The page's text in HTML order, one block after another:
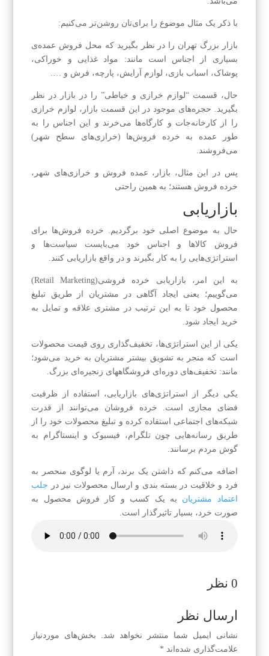
با ذکر یک مثال موضوع را برای‌تان روشن‌تر می‌کنیم:
بازار بزرگ تهران را در نظر بگیرید که محل فروش عمده‌ی
بسیاری از اجناس است مانند: مواد غذایی و خوراکی،
پوشاک، اسباب بازی، لوازم آرایش، پارچه، فرش و ….
حال، قسمت “لوازم خرازی و خیاطی” را در بازار در نظر
بگیرید. حجره‌های موجود در این قسمت بازار، لوازم خرازی
را از کارخانه‌جات و کارگاه‌ها می‌خرند و این اجناس را به
طور عمده به خرده فروش‌ها (خرازی‌های سطح شهر)
می‌فروشند.
پس در این مثال، بازار، عمده فروش و خرازی‌های شهر،
خرده فروش هستند؛ به همین راحتی
بازاریابی
حال به موضوع اصلی خود برگردیم. خرده فروش‌ها برای
فروش کالا‌ها و اجناس خود می‌بایست سیاست‌ها و
استراتژی‌هایی را به کار بگیرند و در واقع بازاریابی کنند.
به این امر، بازاریابی خرده فروشی(Retail Marketing)
می‌گوییم؛ یعنی ایجاد آگاهی در مشتریان از طریق تبلیغ
محصول خود تا به این ترتیب در مشتری علاقه و تمایل به
خرید ایجاد شود.
یکی از این استراتژی‌ها، تخفیف‌گذاری روی قیمت محصولات
است که منجر به تشویق بیشتر مشتریان به خرید می‌شود؛
مانند: تخفیف‌های دوره‌ای فروشگاههای زنجیره‌ای بزرگ.
یکی دیگر از استراتژی‌های بازاریابی، استفاده از ظرفیت
فضای مجازی است. خرده فروشان می‌توانند از قدرت
شبکه‌های اجتماعی استفاده کرده و تبلیغ محصولات خود را از
طریق رسانه‌هایی چون تلگرام، فیسبوک و اینستاگرام به
گوش مردم برسانند.
اضافه می‌کنم که داشتن یک برند، آرم یا لوگوی منحصر به
فرد و خلاقیت در بسته بندی و ارسال محصولات نیز در جلب
اعتماد مشتریان به یک کسب و کار فروش محصول به
صورت خرد، بسیار تاثیرگذار است.
0 نظر
ارسال نظر
نشانی ایمیل شما منتشر نخواهد شد.
بخش‌های موردنیاز
علامت‌گذاری شده‌اند *